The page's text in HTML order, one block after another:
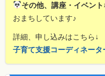
その他、講座・イベント
おまちしています♪
詳細、申し込みはこちら↓
子育て支援コーディネータ